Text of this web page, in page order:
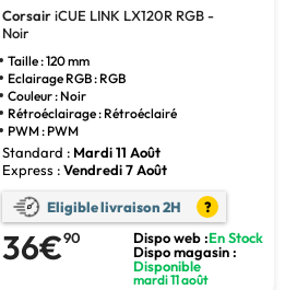
CorsairiCUE LINK LX120R RGB -
Noir
Taille : 120 mm
Eclairage RGB : RGB
Couleur : Noir
Rétroéclairage : Rétroéclairé
PWM : PWM
Standard : Mardi 11 Août
Express :Vendredi 7 Août
Eligible livraison 2H ?
36€90 Dispo web :En Stock
Dispo magasin :
Disponible
mardi 11 août